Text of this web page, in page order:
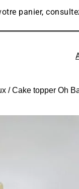
panier,
/ Cake topper Oh